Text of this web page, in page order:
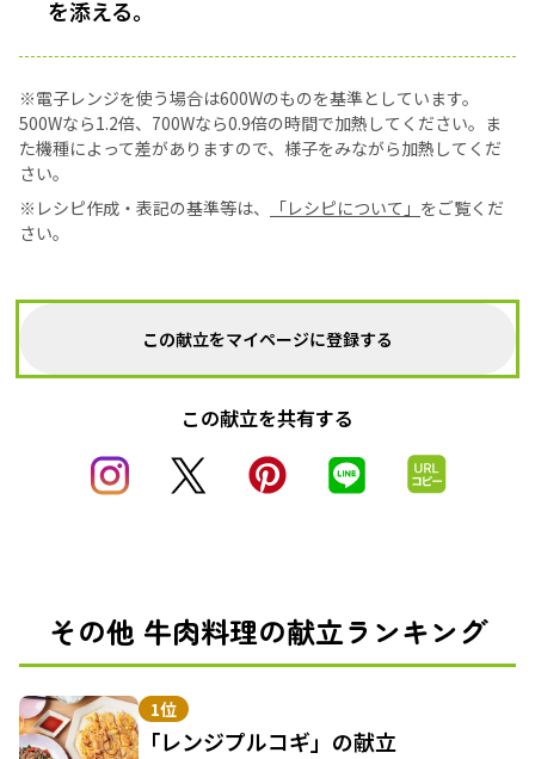
を添える。
※電子レンジを使う場合は600Wのものを基準としています。
500Wなら1.2倍、700Wなら0.9倍の時間で加熱してください。ま
た機種によって差がありますので、様子をみながら加熱してくだ
さい。
※レシピ作成・表記の基準等は、
「レシピについて」 をご覧くだ
さい。
この献立をマイページに登録する
この献立を共有する
その他 牛肉料理の献立ランキング
1位
「レンジプルコギ」の献立